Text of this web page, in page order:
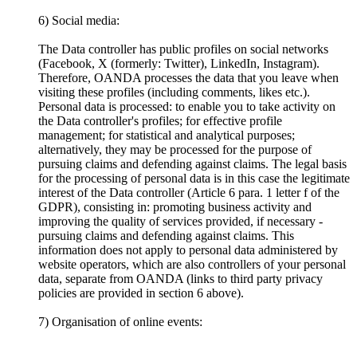
6) Social media:
The Data controller has public profiles on social networks
(Facebook, X (formerly: Twitter), LinkedIn, Instagram).
Therefore, OANDA processes the data that you leave when
visiting these profiles (including comments, likes etc.).
Personal data is processed: to enable you to take activity on
the Data controller's profiles; for effective profile
management; for statistical and analytical purposes;
alternatively, they may be processed for the purpose of
pursuing claims and defending against claims. The legal basis
for the processing of personal data is in this case the legitimate
interest of the Data controller (Article 6 para. 1 letter f of the
GDPR), consisting in: promoting business activity and
improving the quality of services provided, if necessary -
pursuing claims and defending against claims. This
information does not apply to personal data administered by
website operators, which are also controllers of your personal
data, separate from OANDA (links to third party privacy
policies are provided in section 6 above).
7) Organisation of online events: